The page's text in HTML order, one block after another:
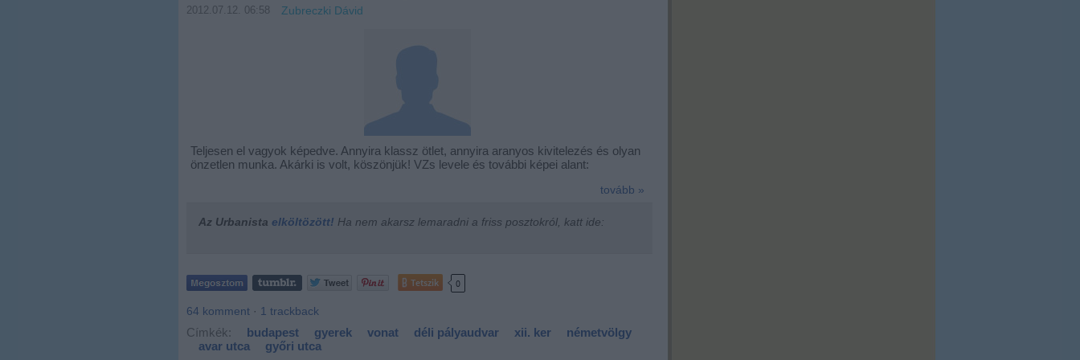
2012.07.12. 06:58 Zubreczki Dávid
Teljesen el vagyok képedve. Annyira klassz ötlet, annyira aranyos kivitelezés és olyan
önzetlen munka. Akárki is volt, köszönjük! VZs levele és további képei alant:
tovább »
Az Urbanista elköltözött! Ha nem akarsz lemaradni a friss posztokról, katt ide:
Tetszik 0
64 komment · 1 trackback
Címkék: budapest gyerek vonat déli pályaudvar xii. ker
németvölgy
avar utca
győri utca